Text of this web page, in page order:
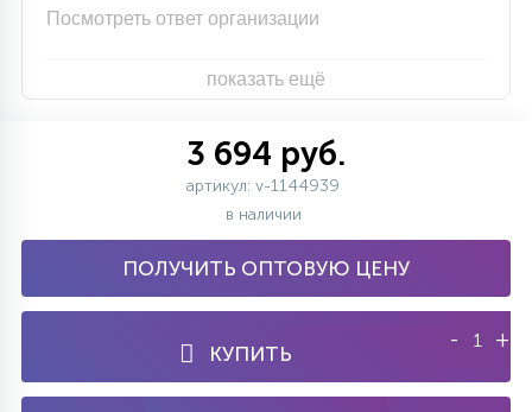
Посмотреть ответ организации
показать ещё
3 694 руб.
артикул: v-1144939
в наличии
ПОЛУЧИТЬ ОПТОВУЮ ЦЕНУ
КУПИТЬ
- +